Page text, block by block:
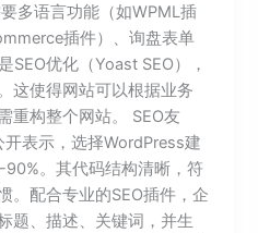
多语言功能（如WPML插
插件）、询盘表单
SEO优化（Yoast SEO），
这使得网站可以根据业务
重构整个网站。 SEO友
表示，选择WordPress建
。其代码结构清晰，符
。配合专业的SEO插件，企
题、描述、关键词，并生